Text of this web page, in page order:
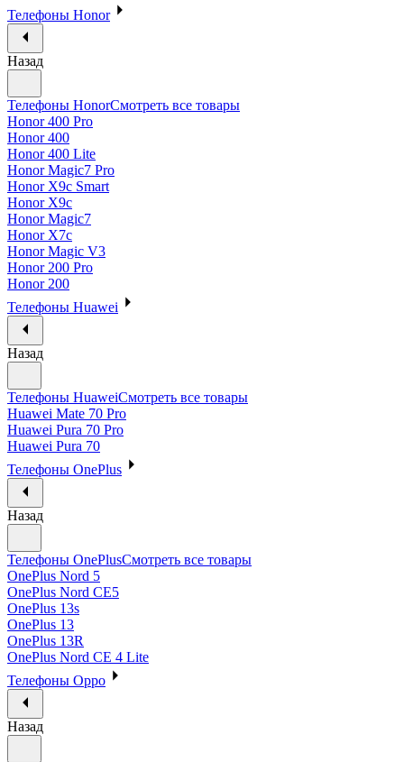
Телефоны Honor
Назад
Телефоны HonorСмотреть все товары
Honor 400 Pro
Honor 400
Honor 400 Lite
Honor Magic7 Pro
Honor X9c Smart
Honor X9c
Honor Magic7
Honor X7c
Honor Magic V3
Honor 200 Pro
Honor 200
Телефоны Huawei
Назад
Телефоны HuaweiСмотреть все товары
Huawei Mate 70 Pro
Huawei Pura 70 Pro
Huawei Pura 70
Телефоны OnePlus
Назад
Телефоны OnePlusСмотреть все товары
OnePlus Nord 5
OnePlus Nord CE5
OnePlus 13s
OnePlus 13
OnePlus 13R
OnePlus Nord CE 4 Lite
Телефоны Oppo
Назад